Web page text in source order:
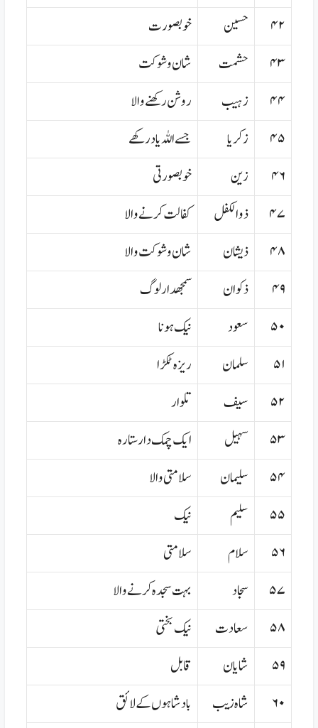
خوبصورت
حسین
۴۲
شان و شوکت
حشمت
۴۳
روشن رکھنے والا
زہیب
۴۴
جسے اللہ یاد رکھے
زکریا
۴۵
خوبصورتی
زین
۴۶
کفالت کرنے والا
ذوالکفل
۴۷
شان و شوکت والا
ذیشان
۴۸
سمجھدار لوگ
ذکوان
۴۹
نیک ہونا
سعود
۵۰
ریزہ ٹکڑا
سلمان
۵۱
تلوار
سیف
۵۲
ایک چمک دار ستارہ
سہیل
۵۳
سلامتی والا
سلیمان
۵۴
نیک
سلیم
۵۵
سلامتی
سلام
۵۶
بہت سجدہ کرنے والا
سجاد
۵۷
نیک بختی
سعادت
۵۸
قابل
شایان
۵۹
بادشاہوں کے لائق
شاہ زیب
۶۰